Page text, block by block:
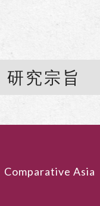
研究宗旨
Comparative Asia